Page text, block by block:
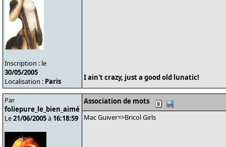
Inscription : le
30/05/2005
Localisation : Paris I ain't crazy, just a good old lunatic!
Par
foliepure_le_bien_aimé
Le21/06/2005à 16:18:59
Association de mots
Mac Guiver=>Bricol Girls